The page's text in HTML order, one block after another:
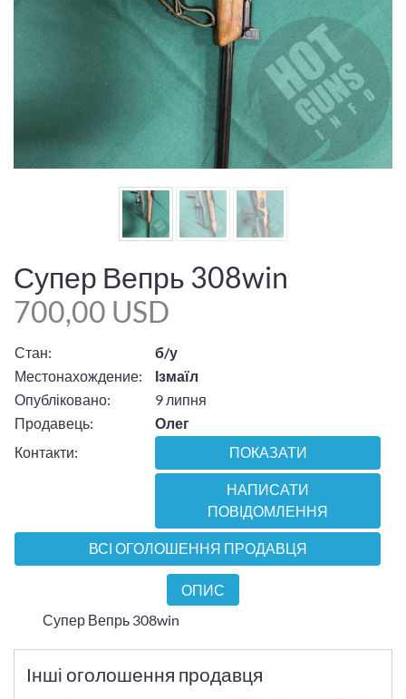
Супер Вепрь 308win
700,00 USD
Стан:
б/у
Местонахождение:
Ізмаїл
Опубліковано:
9 липня
Продавець:
Олег
Контакти:
ПОКАЗАТИ
НАПИСАТИ
ПОВІДОМЛЕННЯ
ВСІ ОГОЛОШЕННЯ ПРОДАВЦЯ
ОПИС
Супер Вепрь 308win
Інші оголошення продавця